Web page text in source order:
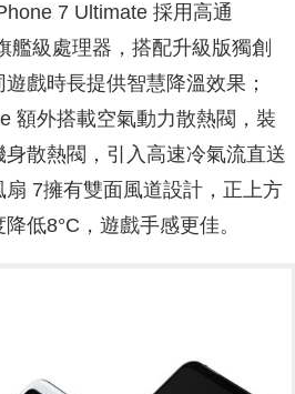
7 Ultimate 採用高通
艦級處理器，搭配升級版獨創
戲時長提供智慧降溫效果；
額外搭載空氣動力散熱閥，裝
散熱閥，引入高速冷氣流直送
7擁有雙面風道設計，正上方
低8°C，遊戲手感更佳。